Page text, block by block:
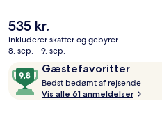
Den
nuværende
pris
535 kr.
535 kr.
inkluderer skatter og gebyrer
8. sep. - 9. sep.
AnmeldelserGæstefavoritter
9,8
ud
af
Bedst bedømt af rejsende
Vis alle 61 anmeldelser